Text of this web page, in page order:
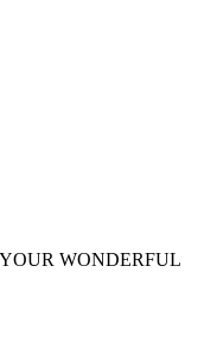
WONDERFUL